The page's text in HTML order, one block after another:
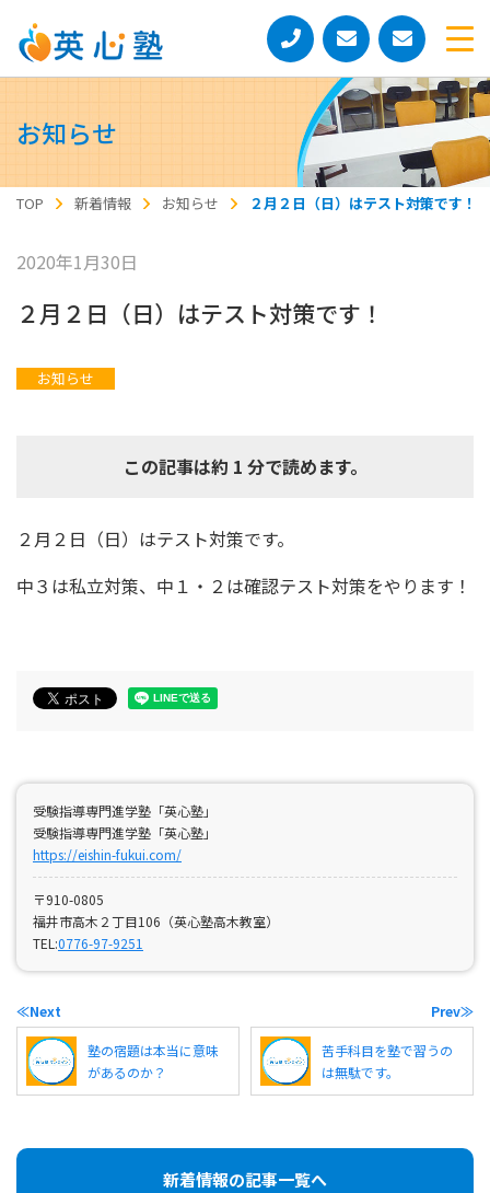
お知らせ
TOP 新着情報 お知らせ ２月２日（日）はテスト対策です！
2020年1月30日
２月２日（日）はテスト対策です！
お知らせ
この記事は約 1 分で読めます。
２月２日（日）はテスト対策です。
中３は私立対策、中１・２は確認テスト対策をやります！
受験指導専門進学塾「英心塾」
受験指導専門進学塾「英心塾」
https://eishin-fukui.com/
〒910-0805
福井市高木２丁目106（英心塾高木教室）
TEL:0776-97-9251
≪Next
塾の宿題は本当に意味
があるのか？
Prev≫
苦手科目を塾で習うの
は無駄です。
新着情報の記事一覧へ